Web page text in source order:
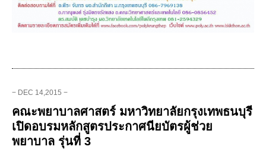
− DEC 14,2015 −
คณะพยาบาลศาสตร์ มหาวิทยาลัยกรุงเทพธนบุรี
เปิดอบรมหลักสูตรประกาศนียบัตรผู้ช่วย
พยาบาล รุ่นที่ 3